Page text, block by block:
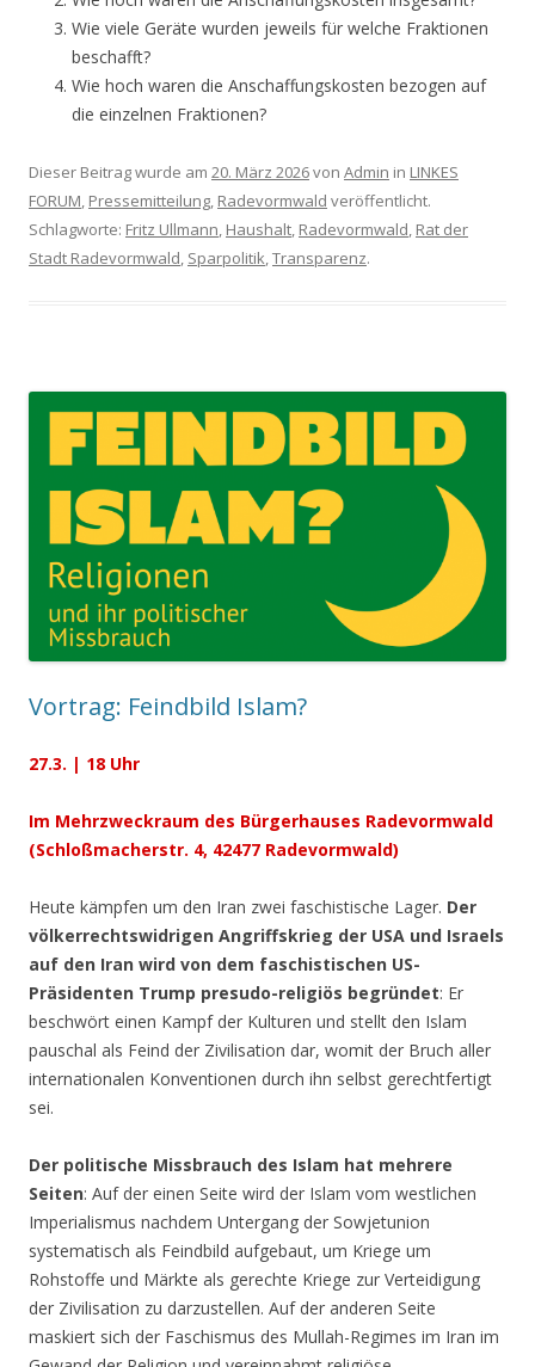
Wie viele Geräte wurden jeweils für welche Fraktionen
beschafft?
Wie hoch waren die Anschaffungskosten bezogen auf
die einzelnen Fraktionen?
Dieser Beitrag wurde am 20. März 2026von Admin in LINKES
FORUM, Pressemitteilung, Radevormwald veröffentlicht.
Schlagworte: Fritz Ullmann, Haushalt, Radevormwald, Rat der
Stadt Radevormwald, Sparpolitik,Transparenz.
Vortrag: Feindbild Islam?
27.3. | 18 Uhr
Im Mehrzweckraum des Bürgerhauses Radevormwald
(Schloßmacherstr. 4, 42477 Radevormwald)
Heute kämpfen um den Iran zwei faschistische Lager. Der
völkerrechtswidrigen Angriffskrieg der USA und Israels
auf den Iran wird von dem faschistischen US-
Präsidenten Trump presudo-religiös begründet: Er
beschwört einen Kampf der Kulturen und stellt den Islam
pauschal als Feind der Zivilisation dar, womit der Bruch aller
internationalen Konventionen durch ihn selbst gerechtfertigt
sei.
Der politische Missbrauch des Islam hat mehrere
Seiten: Auf der einen Seite wird der Islam vom westlichen
Imperialismus nachdem Untergang der Sowjetunion
systematisch als Feindbild aufgebaut, um Kriege um
Rohstoffe und Märkte als gerechte Kriege zur Verteidigung
der Zivilisation zu darzustellen. Auf der anderen Seite
maskiert sich der Faschismus des Mullah-Regimes im Iran im